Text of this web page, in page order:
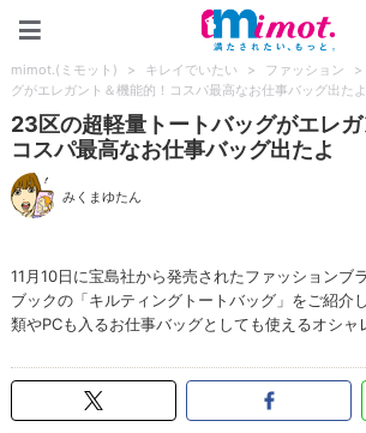
mimot.(ミモット) > キレイでいたい > ファッション >
グがエレガント＆機能的！コスパ最高なお仕事バッグ出たよ
23区の超軽量トートバッグがエレガ
コスパ最高なお仕事バッグ出たよ
みくまゆたん
11月10日に宝島社から発売されたファッションブ
ブックの「キルティングトートバッグ」をご紹介
類やPCも入るお仕事バッグとしても使えるオシャ